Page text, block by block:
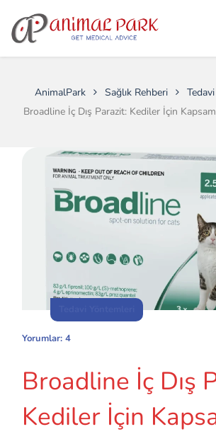
AnimalPark Sağlık Rehberi
Broadline İç Dış Parazit: Kediler İçin
Yorumlar: 4
Broadline İç Dış
Kediler İçin